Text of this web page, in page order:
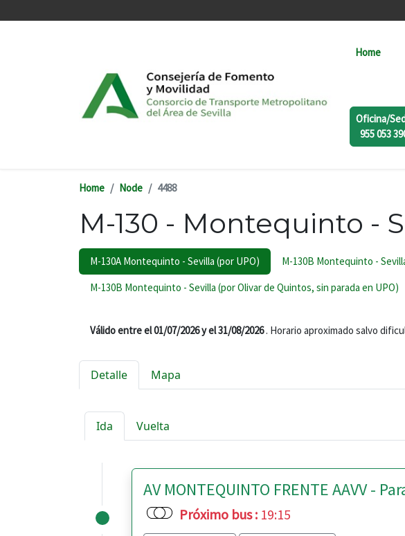
Home
Oficina/
955 053
Home Node 4488
M-130 - Montequinto -
M-130A Montequinto - Sevilla (por UPO) M-130B Montequinto -
M-130B Montequinto - Sevilla (por Olivar de Quintos, sin parada en UPO)
Válido entre el 01/07/2026 y el 31/08/2026. Horario aproximado salvo
Detalle Mapa
Ida Vuelta
AV MONTEQUINTO FRENTE AAVV -
Próximo bus:19:15